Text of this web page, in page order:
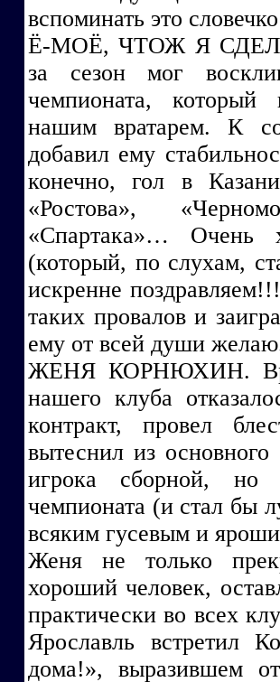
вспоминать это
Ё-МОЁ, ЧТОЖ Я
за сезон мог
чемпионата, который
нашим вратарем. К
добавил ему
конечно, гол в
«Ростова»,
«Спартака»… Очень
(который, по слухам,
искренне
таких провалов и
ему от всей души
ЖЕНЯ КОРНЮХИН.
нашего клуба
контракт, провел
вытеснил из
игрока сборной,
чемпионата (и стал бы
всяким гусевым и
Женя не только
хороший человек,
практически во всех
Ярославль встретил
дома!», выразившем